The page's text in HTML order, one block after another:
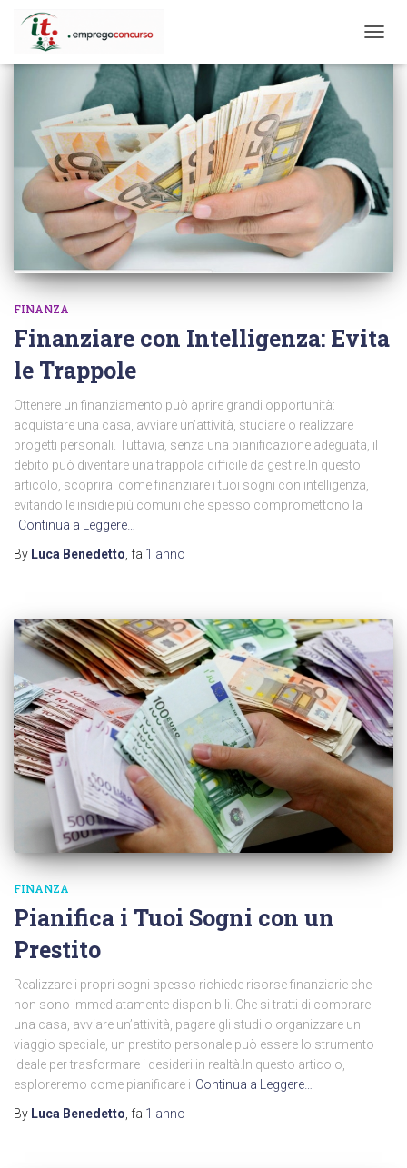
FINANZA
Finanziare con Intelligenza: Evita
le Trappole
Ottenere un finanziamento può aprire grandi opportunità:
acquistare una casa, avviare un’attività, studiare o realizzare
progetti personali. Tuttavia, senza una pianificazione adeguata, il
debito può diventare una trappola difficile da gestire.In questo
articolo, scoprirai come finanziare i tuoi sogni con intelligenza,
evitando le insidie più comuni che spesso compromettono la
Continua a Leggere…
By Luca Benedetto , fa 1 anno
FINANZA
Pianifica i Tuoi Sogni con un
Prestito
Realizzare i propri sogni spesso richiede risorse finanziarie che
non sono immediatamente disponibili. Che si tratti di comprare
una casa, avviare un’attività, pagare gli studi o organizzare un
viaggio speciale, un prestito personale può essere lo strumento
ideale per trasformare i desideri in realtà.In questo articolo,
esploreremo come pianificare i Continua a Leggere…
By Luca Benedetto, fa 1 anno